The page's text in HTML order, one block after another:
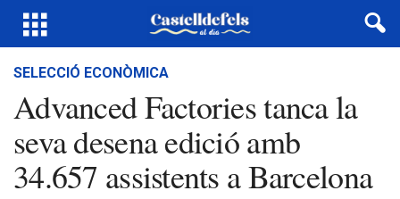
SELECCIÓ ECONÒMICA
Advanced Factories tanca la
seva desena edició amb
34.657 assistents a Barcelona